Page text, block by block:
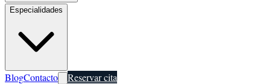
Especialidades
BlogContacto Reservar cita